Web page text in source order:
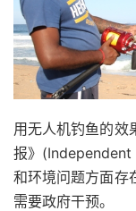
用无人机钓鱼的效
报》(Independent
和环境问题方面存
需要政府干预。